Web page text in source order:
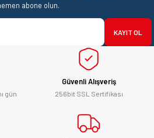
abone olun.
KAYIT OL
gün
Güvenli Alışveriş
256bit SSL Sertifikası